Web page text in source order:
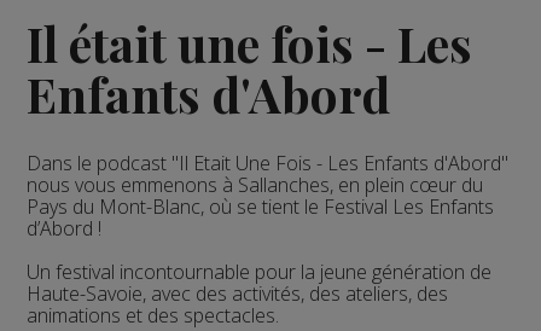
Il était une fois - Les
Enfants d'Abord
Dans le podcast "Il Etait Une Fois - Les Enfants d'Abord"
nous vous emmenons à Sallanches, en plein cœur du
Pays du Mont-Blanc, où se tient le Festival Les Enfants
d’Abord !
Un festival incontournable pour la jeune génération de
Haute-Savoie, avec des activités, des ateliers, des
animations et des spectacles.